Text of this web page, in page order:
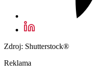
Zdroj: Shutterstock®
Reklama